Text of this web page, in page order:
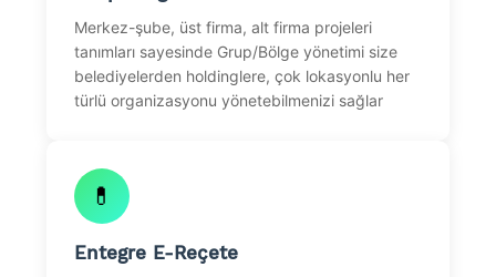
Merkez-şube, üst firma, alt firma projeleri
tanımları sayesinde Grup/Bölge yönetimi size
belediyelerden holdinglere, çok lokasyonlu her
türlü organizasyonu yönetebilmenizi sağlar
💊
Entegre E-Reçete